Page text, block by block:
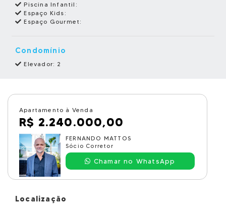
Piscina Infantil:
Espaço Kids:
Espaço Gourmet:
Condomínio
Elevador: 2
Apartamento à Venda
R$ 2.240.000,00
FERNANDO MATTOS
Sócio Corretor
Chamar no WhatsApp
Localização